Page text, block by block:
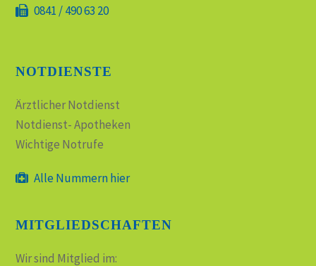
0841 / 490 63 20
NOTDIENSTE
Ärztlicher Notdienst
Notdienst- Apotheken
Wichtige Notrufe
Alle Nummern hier
MITGLIEDSCHAFTEN
Wir sind Mitglied im: